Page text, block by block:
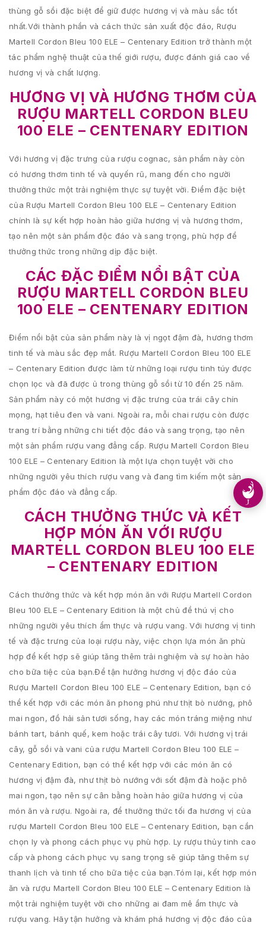
thùng gỗ sồi đặc biệt để giữ được hương vị và màu sắc tốt
nhất.Với thành phần và cách thức sản xuất độc đáo, Rượu
Martell Cordon Bleu 100 ELE – Centenary Edition trở thành một
tác phẩm nghệ thuật của thế giới rượu, được đánh giá cao về
hương vị và chất lượng.
HƯƠNG VỊ VÀ HƯƠNG THƠM CỦA
RƯỢU MARTELL CORDON BLEU
100 ELE – CENTENARY EDITION
Với hương vị đặc trưng của rượu cognac, sản phẩm này còn
có hương thơm tinh tế và quyến rũ, mang đến cho người
thưởng thức một trải nghiệm thực sự tuyệt vời. Điểm đặc biệt
của Rượu Martell Cordon Bleu 100 ELE – Centenary Edition
chính là sự kết hợp hoàn hảo giữa hương vị và hương thơm,
tạo nên một sản phẩm độc đáo và sang trọng, phù hợp để
thưởng thức trong những dịp đặc biệt.
CÁC ĐẶC ĐIỂM NỔI BẬT CỦA
RƯỢU MARTELL CORDON BLEU
100 ELE – CENTENARY EDITION
Điểm nổi bật của sản phẩm này là vị ngọt đậm đà, hương thơm
tinh tế và màu sắc đẹp mắt. Rượu Martell Cordon Bleu 100 ELE
– Centenary Edition được làm từ những loại rượu tinh túy được
chọn lọc và đã được ủ trong thùng gỗ sồi từ 10 đến 25 năm.
Sản phẩm này có một hương vị đặc trưng của trái cây chín
mọng, hạt tiêu đen và vani. Ngoài ra, mỗi chai rượu còn được
trang trí bằng những chi tiết độc đáo và sang trọng, tạo nên
một sản phẩm rượu vang đẳng cấp. Rượu Martell Cordon Bleu
100 ELE – Centenary Edition là một lựa chọn tuyệt vời cho
những người yêu thích rượu vang và đang tìm kiếm một sản
phẩm độc đáo và đẳng cấp.
CÁCH THƯỞNG THỨC VÀ KẾT
HỢP MÓN ĂN VỚI RƯỢU
MARTELL CORDON BLEU 100 ELE
– CENTENARY EDITION
Cách thưởng thức và kết hợp món ăn với Rượu Martell Cordon
Bleu 100 ELE – Centenary Edition là một chủ đề thú vị cho
những người yêu thích ẩm thực và rượu vang. Với hương vị tinh
tế và đặc trưng của loại rượu này, việc chọn lựa món ăn phù
hợp để kết hợp sẽ giúp tăng thêm trải nghiệm và sự hoàn hảo
cho bữa tiệc của bạn.Để tận hưởng hương vị độc đáo của
Rượu Martell Cordon Bleu 100 ELE – Centenary Edition, bạn có
thể kết hợp với các món ăn phong phú như thịt bò nướng, phô
mai ngon, đồ hải sản tươi sống, hay các món tráng miệng như
bánh tart, bánh quế, kem hoặc trái cây tươi. Với hương vị trái
cây, gỗ sồi và vani của rượu Martell Cordon Bleu 100 ELE –
Centenary Edition, bạn có thể kết hợp với các món ăn có
hương vị đậm đà, như thịt bò nướng với sốt đậm đà hoặc phô
mai ngon, tạo nên sự cân bằng hoàn hảo giữa hương vị của
món ăn và rượu. Ngoài ra, để thưởng thức tối đa hương vị của
rượu Martell Cordon Bleu 100 ELE – Centenary Edition, bạn cần
chọn ly và phong cách phục vụ phù hợp. Ly rượu thủy tinh cao
cấp và phong cách phục vụ sang trọng sẽ giúp tăng thêm sự
thanh lịch và tinh tế cho bữa tiệc của bạn.Tóm lại, kết hợp món
ăn và rượu Martell Cordon Bleu 100 ELE – Centenary Edition là
một trải nghiệm tuyệt vời cho những ai đam mê ẩm thực và
rượu vang. Hãy tận hưởng và khám phá hương vị độc đáo của